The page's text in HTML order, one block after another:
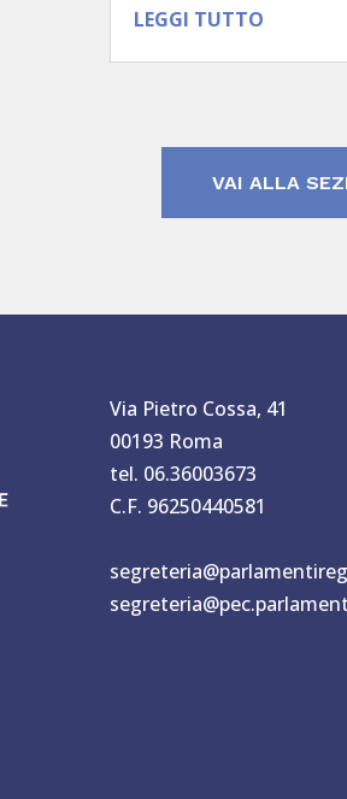
LEGGI TUTTO
VAI ALLA
Via Pietro Cossa, 41
00193 Roma
tel. 06.36003673
C.F. 96250440581